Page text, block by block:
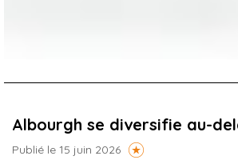
Albourgh se diversifie au-
Publié le 15 juin 2026